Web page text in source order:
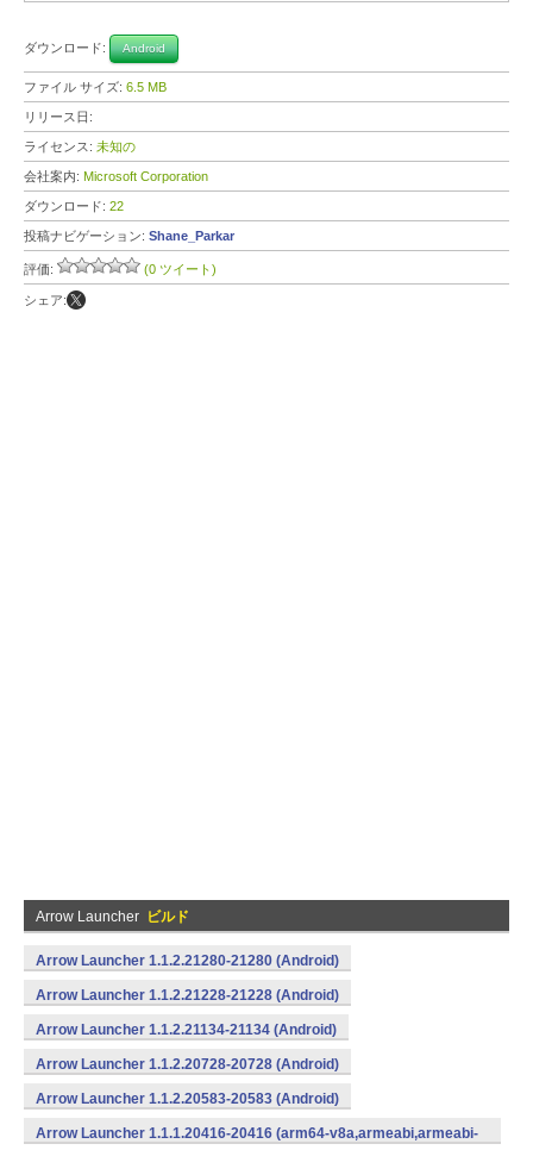
ダウンロード: Android
ファイル サイズ: 6.5 MB
リリース日:
ライセンス: 未知の
会社案内: Microsoft Corporation
ダウンロード: 22
投稿ナビゲーション: Shane_Parkar
評価: (0 ツイート)
シェア:
Arrow Launcher ビルド
Arrow Launcher 1.1.2.21280-21280 (Android)
Arrow Launcher 1.1.2.21228-21228 (Android)
Arrow Launcher 1.1.2.21134-21134 (Android)
Arrow Launcher 1.1.2.20728-20728 (Android)
Arrow Launcher 1.1.2.20583-20583 (Android)
Arrow Launcher 1.1.1.20416-20416 (arm64-v8a,armeabi,armeabi-